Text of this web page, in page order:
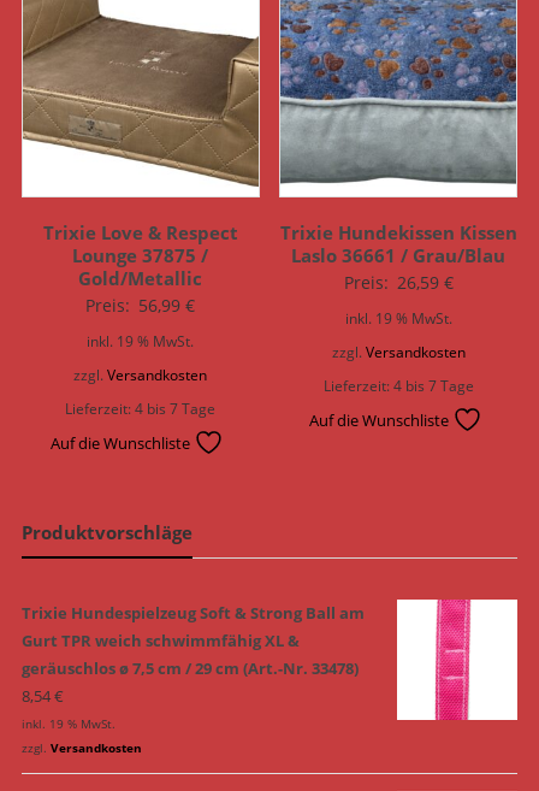
Trixie Love & Respect
Lounge 37875 /
Gold/Metallic
Preis: 56,99€
inkl. 19 % MwSt.
zzgl.Versandkosten
Lieferzeit:4 bis 7 Tage
Auf die Wunschliste
Trixie Hundekissen Kissen
Laslo 36661 / Grau/Blau
Preis: 26,59 €
inkl. 19 % MwSt.
zzgl. Versandkosten
Lieferzeit:4 bis 7 Tage
Auf die Wunschliste
Produktvorschläge
Trixie Hundespielzeug Soft & Strong Ball am
Gurt TPR weich schwimmfähig XL &
geräuschlos ø 7,5 cm / 29 cm (Art.-Nr. 33478)
8,54€
inkl. 19 % MwSt.
zzgl. Versandkosten